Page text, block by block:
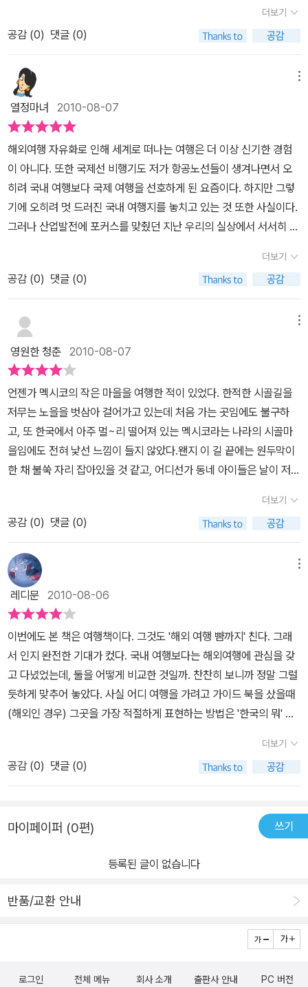
행지'만큼이나 진정으로 '명품 여행'을 즐길줄 아는'명품 여행자'가 되
자고 거창한 다짐을 해본다!
나 풍경도 좋은 부분은 서로 닮는 것 같다. 외국을 여행하다 보면 그곳
과 닮은 우리나라의 어떤 곳이 떠오르는데 그러면 그렇게 반가울 수
의 어느 도시. 어느 거리, 어느 관광지의 모습이 떠오르면 그때의 추억
이 더욱 선명하게 떠오른다. 외국 어느 곳 못지 않은 비경과 명소들이
바로 우리 옆에 있다느 것은 정말 가슴 벅찬일이다. 시간과 경비, 또는
다른 이유로 해외여행을 망설이고 있는 분들은 먼저 이 책에 소개된
국내 여행지를 가보기 바란다. -표지
두 소개하는 것은 아니지만 그래도 영 찜찜하다.책을 보고 있자니 가
보고 싶은 곳이 많아짐을 느끼게 된다.특히 갈대밭으로 유명한 순천
만 자연 생태공원과 낙안 읍성의 경우는 가볼 기회가 여러번 있었는
데 매번 그냥 지나치고 말았었다. 다음번에는 꼭 가봐야겠다는 다짐
을 하게 된다.한라산이나울릉도, 홍도, 대관령 등은 언제나 내가 가보
고 싶어하는 곳인데 이 책에서도 소개하고 있는걸 보니 역시나 그곳
이 좋긴 좋은가 보다.이외에도 전국각지에는 해외못지 않은 명품 여
행지들이 많다는 것을 이 책을 통해 다시 한번 깨닫게 된다. 여행만큼
나를 즐겁게 하는 것은 찾기 힘든거 같다. 평소에 경험하지 못했던 낯
선 세상으로 떠난다는 것은 나를 흥분시킨다. 물론 해외로 떠나는것
도 좋겠지만 나의 여건상 쉽지 않을듯 하고 당장은 그동안 가보지 못
했던 국내의 멋진 곳들을 한군데씩 정복해봐야겠다는 생각이 든다.
그리고 기회가 된다면 이 책에서 비교하고 있는 여행지를 섭렵해서
정말 닮았는지 직접 느껴보고 싶기도 하다. 사람은 희망을 품고 살아
은 그러한 나의 희망을 더욱 강하게 만들기에 충분한거 같다. 그러한
희망을 품고 있기에 오늘도 내일도 비슷한 일상속에서 살아갈 수가
있을 것이다.
면서 추억에 남을 장소를 물색하게 되는데, '사진 촬영 포인트'를 통해
이왕이면 더 멋지게 한 컷 찍어보면 좋을 듯하다.여행책은 그 내용도
중요하지만 사진의 묘미가 중요하지 않을 수 없다.정보를 전하기 급
급하지 않는 한 템포 쉬어가는 사진을 통해 눈의 편안함을 느낄 수 있
다.녹색은 눈의 피로를 풀어주어 눈 운동을 할 때 도움이 되는데 대나
무 숲과 담벼락을 타고 올라가는 푸른 덩쿨줄기 그리고 산사의 종은
여행을 통해 피로한 눈이 쉬어가는 곳이된다.여행사진에 담겨진 여행
자들의 모습을 보는 즐거움과 사람의 흔적없는 자연 풍경과 건물들,
그리고 그냥 지나치기 쉬운 순간들을 잘 조절하여 여행의 운치를 더
해주는 사진들을 통해 사진작가가 얼마나 신경써서 사진을 찍고 담았
는지를 보여주는 것같아 어떤 사진을 보면 마음에 와닿을 때가 있다.
책 속의 작은 한 컷의 사진을 통해 인생을 배우고 자연과 우주의 섭리
베스트 여행지 39곳과 국내와 비슷한 해외 인기 여행지 39곳을 소개
하고 있었다. 마음에 들었던 부분은 우리나라의 여행지를 소개하면서
비슷하다는 것과 많이 닮아있는 느낌을 더 크게 받았던 것 같다. 분위
기나 건물의 모습 혹은 전체적인 배경 등을 사진으로 비교해서 보여
주고 그곳에 대한 설명과 함께 여행지를 소개하고 있었다. 또한, 주변
볼거리나 그곳에 대한 상세한 설명까지 덧붙여 있어서 이 책 한 권으
로 여행하는 데 많은 도움을 줄 것 같았다. 각 도시나 지역의 특징이나
매력을 사진으로 고이 담고 있었고 테마도 나누어서 소개하고 있었
다. ‘자연’, ‘체험’, ‘관광’, ‘문화와 전통’으로 각 테마별로 너무도 닮은
곳을 소개하고 있었기에 책을 보는 내내 놀라움을 감출 수 없었다. 우
리나라도외국 여행과 닮은 모습이나 배경이 많다는 사실과 해외의 모
다. 이 책에 있는 테마 중에서 ‘체험’에서는 아이들과 함께하기 좋은
곳도 많았기에 ‘온천’, ‘우주센터’, ’워터 파크’ 등 다양한 볼거리와 즐
길 거리도 많았기에 정말 여행지를 선택하면서 그리고 다른 여행지를
비교하면서 많은 도움을 주었던 책이다. 여름이고 휴가철이다 보니
서점에 가면 자연스레 여행 관련 도서에 눈이 가고 손길이 가는 것은
사실이다. 하지만, 그 많은 여행 책 중에서 선택하기어려운 것도 사실
이거니와 여행을 떠나기 전에 어떤 테마로 여행 계획을 세워야 하는
지도 중요한 부분이다. 그런 점을 생각하고고려했을 때 이 책은 가족
중심과 아이들, 그리고 혼자 떠나는 여행 등 자신에게 맞는 여행 테마
를 이 책을 통해서 정하고 도움을 받을 수 있기에 정말 좋았다. 또한,
사진도 함께 수록되어 있어서 여행지를 선택하면서 큰 도움을 준다.
가고자 하는 여행지의 배경이나 모습을 사진으로 먼저 볼 수 있기에
실이라는 것이 참 무섭다.내 인생에 무언가 변화를 가지고 싶을때면
했던 긴 해외여행은휴가가 연이어 삼~사일만 있어도 갈 수 있다는 가
까운 나라 일본 조차도 갈 수 없는 지금의 직장으로는 해외여행은 진
정 꿈이다. 그래서 반가웠다. <대한민국 명품 여행지> 해외여행 뺨친
다는 우리나라의 명품 여행지 39곳을 엄선해 알뜰살뜰한 여행을 만
끽해 볼 수 있는 기회를 잡았다.우리나라인데 하루 생활권안에 들어
있으니 주말을 이용해 충분히 다녀올수 있지 않을까하는 설레임이 앞
선다. 여행지의 특징과 매력을 한눈에 알아볼 수 있는 책안 그득히 들
어있는 사진들도 내 시선을 사로잡았다. 더구나 여름 휴가철 아닌가 ..
어느 곳을 선택해서 가야할지 망설이고 있다면 자연·체험·관광·문화
와 전통 중 하나의 테마를 잡아 가족과 함께 즐거운 시간을 보낼 수 있
는 명품여행지를 고르는 재미도 있을 법하다.우리에게도 있다. 남의
떡이 더 커보인다고 외국의 비경들과 관광명소들 그리고 문화재들까
지 다 멋있어 보이고 웅장해 보이긴 하지만 우리나라 곳곳에 숨어있
리의 산천은 고요하고 다정하며 따뜻하고 포근하다. 일년에 한번 휴
가 때마다 가게 되는 청송의 작은 마을은 산들로 쌓여있고 그 청량한
공기와 푸른 나무색으로 인해 내 눈과 마음을 쉬게 해준다. <대한민
국 명품 여행지>는 닮은 듯 다른 국내외 여행지 39을묶어 소개를 하
고 있다. 다양한 국내여행지에는 가는길, 언제가면 좋을까, 사진촬영
포인트와 안내를 받을 수 있는 연락처와 볼거리 벅거리 등에 대한 정
보가 있다.이와 비슷한 해외의 인기여행지를 함께 소개함으로서 혹시
다음에 해외여행을 갈 기회가 있다면 우리의 것과 비교해 볼 수 있는
베트, 일본 삿포로 눈축제나, 이탈리아의 나폴리, 이집트의 피라미드
와 인도 아잔타 석굴과 비슷한 느낌의 여행지를 한국에서도 볼 수 있
다니 신기하기도 하고 재미있기도 하다는 생각이 든다. 사진기 하나
들고 여행을 떠나고 싶다는 생각이 든다. 눈에도 사진에도 좋은 것들
은 듬북담아 올수 있다면 얼마나 좋을까. 책을 읽다보니 한두군데 주
말에 가고싶은 곳을 고르게 된다. 여름이 가기전에 그 푸르름을 담아
오고 싶다. ~~
더보기
공감 (0) 댓글 (0)
열정마녀 2010-08-07
해외여행 자유화로 인해 세계로 떠나는 여행은 더 이상 신기한 경험
이 아니다. 또한 국제선 비행기도 저가 항공노선들이 생겨나면서 오
히려 국내 여행보다 국제 여행을 선호하게 된 요즘이다. 하지만 그렇
기에 오히려 멋 드러진 국내 여행지를 놓치고 있는 것 또한 사실이다.
그러나 산업발전에 포커스를 맞췄던 지난 우리의 실상에서 서서히 관
전, 또는 이삼십 년 전에 한 번 가봤던 여행지라고 해도 지금은 전혀
다른 세계로 변해 있고 색다른 볼거리들이 즐비하며 기대 이상의 즐
거움을 만끽하는 곳들이 국내 곳곳에 펼쳐져 있다. 이 책 <해외 여행
뺨치는 대한민국 명품 여행지>는 해외 명품 여행지에 버금가는 국내
알짜배기 여행지를 선보인다. 게다가 자연, 체험, 관광, 문화와 전통이
라는 네 가지 테마로 나누어 자신이 좋아하는 주제별 여행을 계획할
수 있다는 장점이 있다. 자연이라는 테마를 보자면 미국 그랜드 케니
언에 비유하는 통리 협곡. 50미터의 절벽을 타고 비스듬히 떨어지는
미인 폭포와 붉은 색의 수직 절벽에 개발되지 않은 투박한 매력이 느
껴지는 것이 오지나라의 산골짜기를 보는 듯하다. 체험에서는 중문
관광단지, 무주 리조트, 캐리비안베이 같은 곳에서부터 안동 고택, 태
백 눈 축제, 월미도 모노레일, 나로 우주 센터 등 다양한 방면에 다양
한 체험을 할 수 있는 곳을 소개한다. 이외에도 관광, 문화와 전통이라
는 테마에서도 이미 알려진 곳과 우리가 미처 알지 못하는 곳을 두루
는 내가 태어나고 자란 제주도를 떠나 타지로 나와 살게되면서 나름
의 육지탐험을 하기 위해 안내서가 필요했기 때문이다. 그런데 각 테
마별로 친절하게 나뉘어 그냥 자연을 감상하고 싶거나 신나는 모험을
즐기고 싶거나, 관광을 즐기거나 외국인 친구를 위해 문화 체험을 즐
기고자 할 때 테마별로 선택적 여행을 할 수 있게 되어있다는 점이다.
또한 한 곳을 지정하여 가더라도 주변의 볼거리를 덤으로 소개하고
있어서 더욱 실용적인 여행서이다. 예를 들어 내가 잘 아는 제주도를
설명하자면 한라산 국립공원과 중문관광단지가 자연과 체험테마에
각각 나왔는데 한라산 국립공원에 대한 설명과 상세한 사진뿐만 아니
추가 안내하고, 중문관광단지 역시 산방산과 송악산, 이중섭 거주지
와 이중섭 미술관을 추가적으로 설명하고 있다. 제주시에 살던 나로
서도 쉽게 찾지 못하고 있는 줄도 몰랐던 명소(2년 전에야 알게 되어
이렇게 이 책은 여행이라는 주제로 각각의 테마별로 가는 길, 가면 좋
은 시기, 먹거리, 사진 촬영 포인트를 설명해주는 기초 설명부터 근처
가까운 또 다른 여행지를 추가적으로 설명해주면서 여행을 꿈꾸는 많
다도 다채로운 풀칼라 사진들은 여행지를 선택하는데 있어서도 많은
열고 여러 곳을 두루 여행할 수 있을 것 같은 용기를 얻는다. 그 첫 타
가 맞지 않아(책에서는 11월부터 4~5월까지가 적당한 여행시기로
더보기
공감 (0) 댓글 (0)
영원한 청춘 2010-08-07
언젠가 멕시코의 작은 마을을 여행한 적이 있었다. 한적한 시골길을
저무는 노을을 벗삼아 걸어가고 있는데 처음 가는 곳임에도 불구하
고, 또 한국에서 아주 멀~리 떨어져 있는 멕시코라는 나라의 시골마
을임에도 전혀 낯선 느낌이 들지 않았다.왠지 이 길 끝에는 원두막이
한 채 불쑥 자리 잡아있을 것 같고, 어디선가 동네 아이들은 날이 저무
이 들어 저절로 콧노래까지 흥얼거리며 여유롭게 길을 걸었던 기억이
난다.그랬다. 낯설기만 할 꺼라고 생각한 외국의 어느 마을, 관광지,
해변가도 우리나라의 그곳과 전혀 다르지 않음을 느낄 때면 이것 또
한 여행의 묘미가 아닌가 싶다.새로운 것을 보고 느끼기 위해 떠난 그
곳에서 익숙한 느낌과 사물들을 보면서 위안 받는 또 다른 안도감 같
은 것들.
각설하고 때가 때인지라 이곳 저곳에서 여행이야기가 한창
이고, 나 역시 인터넷 여기저기 여행,휴가,캠프... 뭐 이런 것들만 종일
스크랩해대고 있다. 마음은 이미 지구촌을 몇 바퀴는 돌은 것 같은데
몸은 대한민국 서울특별시의 한 쪽 구석탱이에 앉아 여행서적만 뒤적
거리기를 몇 일째. 그렇게 만난 새로운 녀석이 ‘해외여행 뺨치는 대한
민국 명품 여행지’였다.평소 나는 지인들에게 이렇게 얘기한다. 지중
해니 유럽이니 다 좋긴 해도 돈 만 있으면 제일 살기 좋은 곳이 대한민
국 아니냐구. 그만큼 대한민국을 각별히 사랑하는 국민이지만 실상
많이 돌아다녀본 곳이 없어 제대로 된 여행후기 하나 써 놓지 못한 상
시 한번 돌아보게 만들었다. 얼굴도 잘 모르는 인터넷 동호회 회원들
과 급하게 떠나는 공동구매 상품이 아닌, 가족들과 오붓하게 함께 하
곳이 아니었다.책에는 아주 많은 사진들이 수록되어 있는데 이것이
나에게는 장점이자 단점이 되었다. 우선 보기만 해도 당장 짐을 싸게
에 너무 많은 지면을 할애해서 그런지 여행지에 대한 정보는 그렇게
많지 않았다. 아니 어딘가 좀 부족해 보였다고나 할까?사진을 좀 줄
더보기
공감 (0) 댓글 (0)
레디문 2010-08-06
이번에도 본 책은 여행책이다. 그것도 '해외 여행 뺨까지' 친다. 그래
서 인지 완전한 기대가 컸다. 국내 여행보다는 해외여행에 관심을 갖
고 다녔었는데, 둘을 어떻게 비교한 것일까. 찬찬히 보니까 정말 그럴
듯하게 맞추어 놓았다. 사실 어디 여행을 가려고 가이드 북을 샀을때
(해외인 경우) 그곳을 가장 적절하게 표현하는 방법은 '한국의 뭐' 라
는 유리창거리의 상점은 '한국의 인사동' 같은 곳이라 했었는데, 여기
도 그대로 나와있었다. 그렇게 해야 이해가 빠르기 때문이다. 그래서
이 책에도 적극적으로 그런 표현을 활용하여 아에 짝을 맞추어 놓았
언'이라 했고, 프랑스의 프로방스 마을을 그대로 가져온 파주 프로방
장 정도로 짧게 요약되어 있어서 크게 이해하기는 어려웠지만, 그것
가 평상시에도 찜해둔 곳이 많이 보였는데, 특히나 얼마전에도 다른
민둥산 억새풀 군락지, 가평의 아침 고요 수목원, 오백 년 왕조의 기품
된 동구릉 등이 그것이다. 정말 꼭 가보고 싶었던 곳인데 아직 가보지
더보기
공감 (0) 댓글 (0)
마이페이퍼 (0편) 쓰기
등록된 글이 없습니다
반품/교환 안내
로그인 전체 메뉴 회사 소개 출판사 안내 PC 버전